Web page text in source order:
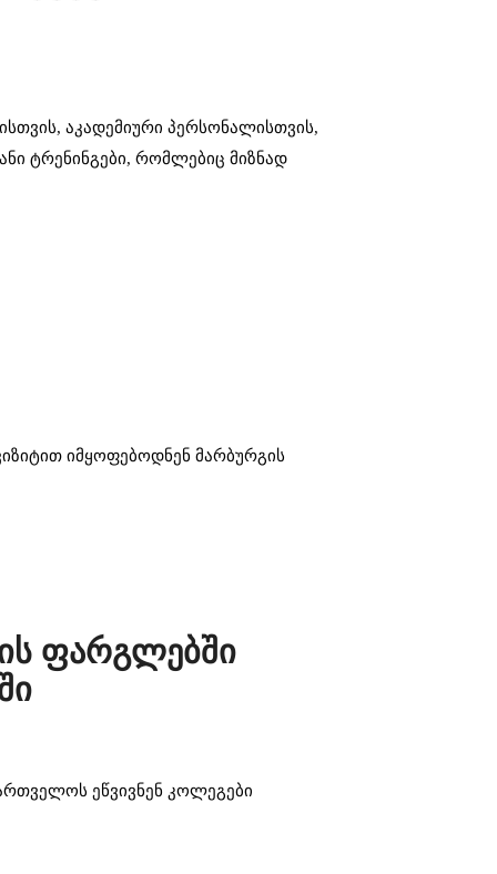
აკადემიური პერსონალისთვის,
ტრენინგები, რომლებიც მიზნად
იმყოფებოდნენ მარბურგის
ფარგლებში
ეწვივნენ კოლეგები